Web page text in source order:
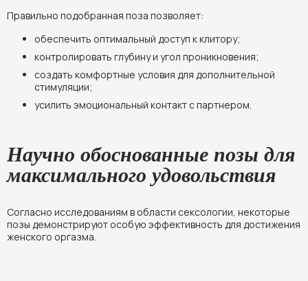
Правильно подобранная поза позволяет:
обеспечить оптимальный доступ к клитору;
контролировать глубину и угол проникновения;
создать комфортные условия для дополнительной
стимуляции;
усилить эмоциональный контакт с партнером.
Научно обоснованные позы для
максимального удовольствия
Согласно исследованиям в области сексологии, некоторые
позы демонстрируют особую эффективность для достижения
женского оргазма.